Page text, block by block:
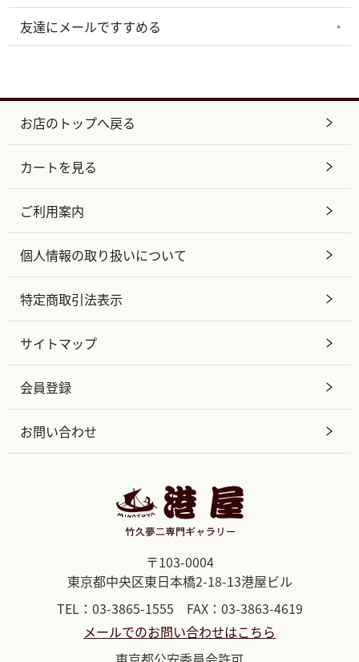
友達にメールですすめる
お店のトップへ戻る
カートを見る
ご利用案内
個人情報の取り扱いについて
特定商取引法表示
サイトマップ
会員登録
お問い合わせ
〒103-0004
東京都中央区東日本橋2-18-13港屋ビル
TEL：03-3865-1555 FAX：03-3863-4619
メールでのお問い合わせはこちら